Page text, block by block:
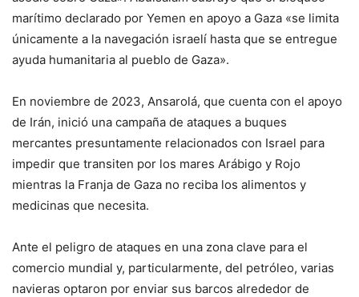
marítimo declarado por Yemen en apoyo a Gaza «se limita
únicamente a la navegación israelí hasta que se entregue
ayuda humanitaria al pueblo de Gaza».
En noviembre de 2023, Ansarolá, que cuenta con el apoyo
de Irán, inició una campaña de ataques a buques
mercantes presuntamente relacionados con Israel para
impedir que transiten por los mares Arábigo y Rojo
mientras la Franja de Gaza no reciba los alimentos y
medicinas que necesita.
Ante el peligro de ataques en una zona clave para el
comercio mundial y, particularmente, del petróleo, varias
navieras optaron por enviar sus barcos alrededor de